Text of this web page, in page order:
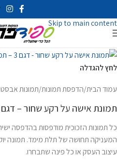
Skip to main content
לחץ להגדלה
עמוד הבית/הדפסת תמונות/תמונות
תמונת אישה על רקע שחור – דגם 3
המעניקה תחושה של תלת מימד. תמונה
עיצוב העסק או כל פינה שתבחרו.